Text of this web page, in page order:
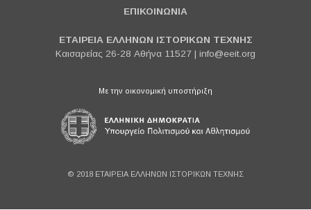
ΕΠΙΚΟΙΝΩΝΙΑ
ΕΤΑΙΡΕΙΑ ΕΛΛΗΝΩΝ ΙΣΤΟΡΙΚΩΝ ΤΕΧΝΗΣ
Καισαρείας 26-28 Αθήνα 11527 | info@eeit.org
Με την οικονομική υποστήριξη
© 2018 ΕΤΑΙΡΕΙΑ ΕΛΛΗΝΩΝ ΙΣΤΟΡΙΚΩΝ ΤΕΧΝΗΣ